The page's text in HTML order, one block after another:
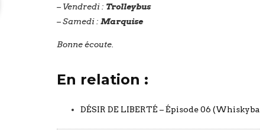
– Vendredi : Trolleybus
– Samedi : Marquise
Bonne écoute.
En relation :
DÉSIR DE LIBERTÉ – Épisode 06